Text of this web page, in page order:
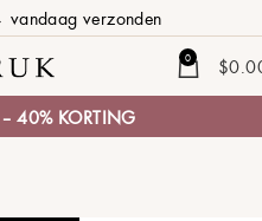
verzonden
0 $
40% KORTING